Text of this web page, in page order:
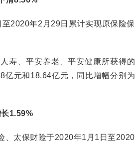
2020年2月29日累计实现原保险保
、平安养老、平安健康所获得的
亿元和18.64亿元，同比增幅分别为
1.59%
太保财险于2020年1月1日至2020